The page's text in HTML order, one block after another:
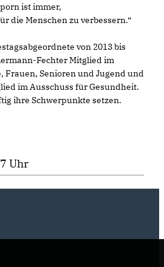
ist immer,
die Menschen zu verbessern.“
von 2013 bis
Fechter Mitglied im
Frauen, Senioren und Jugend und
im Ausschuss für Gesundheit.
ihre Schwerpunkte setzen.
Uhr